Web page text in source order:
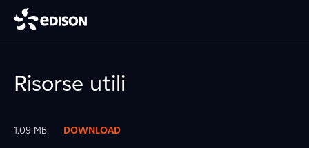
Risorse utili
1.09 MB DOWNLOAD